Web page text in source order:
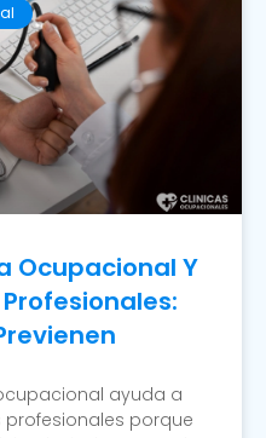
Ocupacional Y
ayuda a
porque